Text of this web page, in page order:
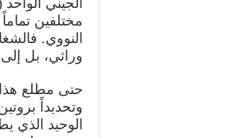
الجيني
مختلفين
النووي.
وراثي، بل
حتى مطلع هذا
الوحيد الذي